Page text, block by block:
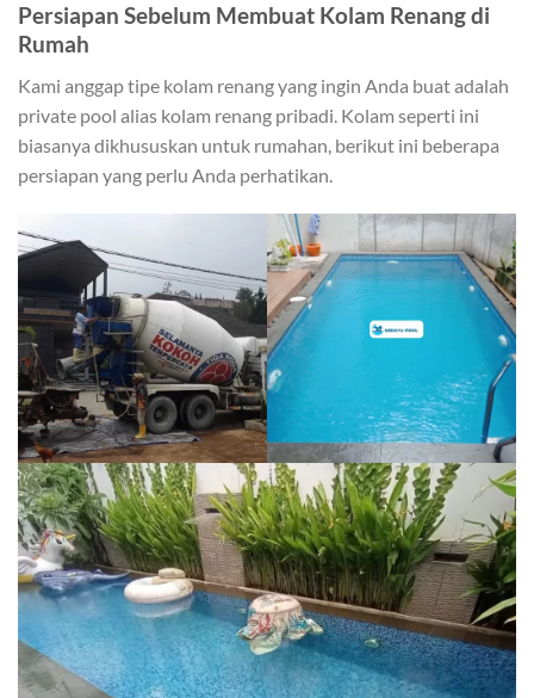
Persiapan Sebelum Membuat Kolam Renang di
Rumah
Kami anggap tipe kolam renang yang ingin Anda buat adalah
private pool alias kolam renang pribadi. Kolam seperti ini
biasanya dikhususkan untuk rumahan, berikut ini beberapa
persiapan yang perlu Anda perhatikan.